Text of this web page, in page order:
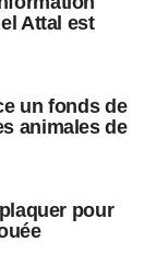
Attal est
un fonds de
animales de
pour